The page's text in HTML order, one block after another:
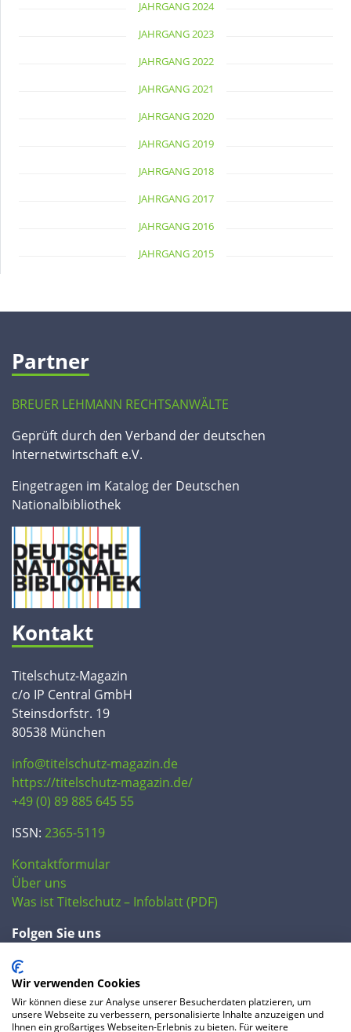
JAHRGANG 2024
JAHRGANG 2023
JAHRGANG 2022
JAHRGANG 2021
JAHRGANG 2020
JAHRGANG 2019
JAHRGANG 2018
JAHRGANG 2017
JAHRGANG 2016
JAHRGANG 2015
Partner
BREUER LEHMANN RECHTSANWÄLTE
Geprüft durch den Verband der deutschen
Internetwirtschaft e.V.
Eingetragen im Katalog der Deutschen
Nationalbibliothek
Kontakt
Titelschutz-Magazin
c/o IP Central GmbH
Steinsdorfstr. 19
80538 München
info@titelschutz-magazin.de
https://titelschutz-magazin.de/
+49 (0) 89 885 645 55
ISSN: 2365-5119
Kontaktformular
Über uns
Was ist Titelschutz – Infoblatt (PDF)
Folgen Sie uns
Wir verwenden Cookies
Wir können diese zur Analyse unserer Besucherdaten platzieren, um
unsere Webseite zu verbessern, personalisierte Inhalte anzuzeigen und
Ihnen ein großartiges Webseiten-Erlebnis zu bieten. Für weitere